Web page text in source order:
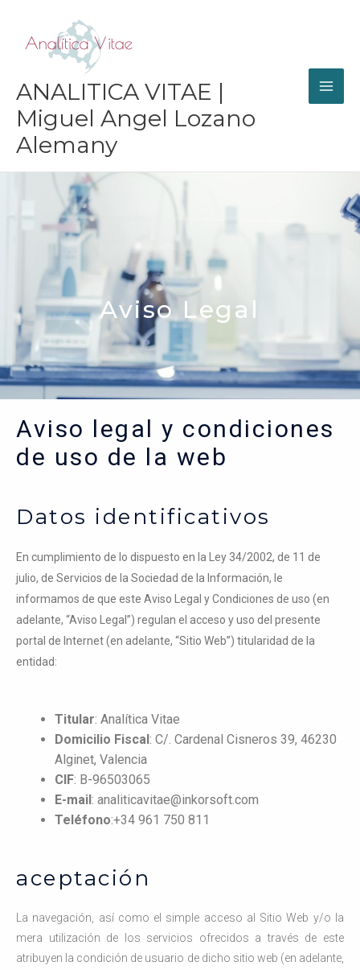
contenido
ANALITICA VITAE |
Miguel Angel Lozano
Alemany
Aviso Legal
Aviso legal y condiciones
de uso de la web
Datos identificativos
En cumplimiento de lo dispuesto en la Ley 34/2002, de 11 de
julio, de Servicios de la Sociedad de la Información, le
informamos de que este Aviso Legal y Condiciones de uso (en
adelante, “Aviso Legal”) regulan el acceso y uso del presente
portal de Internet (en adelante, “Sitio Web”) titularidad de la
entidad:
Titular: Analítica Vitae
Domicilio Fiscal: C/. Cardenal Cisneros 39, 46230
Alginet, Valencia
CIF: B-96503065
E-mail: analiticavitae@inkorsoft.com
Teléfono:+34 961 750 811
aceptación
La navegación, así como el simple acceso al Sitio Web y/o la
mera utilización de los servicios ofrecidos a través de este
atribuyen la condición de usuario de dicho sitio web (en adelante,